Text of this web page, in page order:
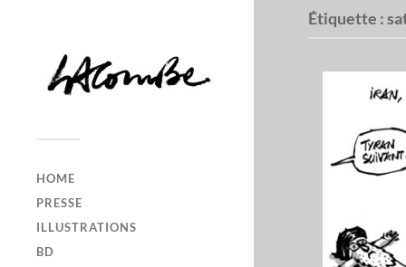
HOME
PRESSE
ILLUSTRATIONS
BD
Étiquette :